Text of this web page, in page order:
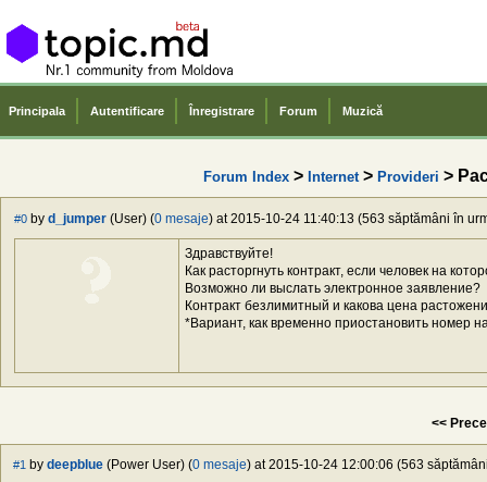
Principala Autentificare Înregistrare Forum Muzică
Forum Index> Internet> Provideri >
#0 by d_jumper (User) (0 mesaje) at 2015-10-24 11:40:13 (563 săptămâni în
Здравствуйте!
Как расторгнуть контракт, если человек на
Возможно ли выслать электронное заявление?
Контракт безлимитный и какова цена
*Вариант, как временно приостановить номер
<<
#1 by deepblue (Power User) (0 mesaje) at 2015-10-24 12:00:06 (563